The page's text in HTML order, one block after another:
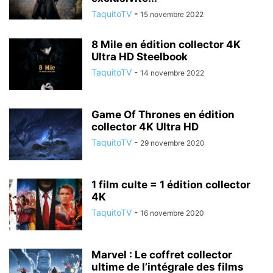
TaquitoTV - 15 novembre 2022
8 Mile en édition collector 4K
Ultra HD Steelbook
TaquitoTV - 14 novembre 2022
Game Of Thrones en édition
collector 4K Ultra HD
TaquitoTV - 29 novembre 2020
1 film culte = 1 édition collector
4K
TaquitoTV - 16 novembre 2020
Marvel : Le coffret collector
ultime de l’intégrale des films